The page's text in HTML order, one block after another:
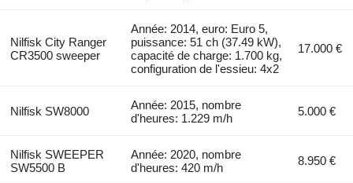
Nilfisk City Ranger
CR3500 sweeper
Année: 2014, euro: Euro 5,
puissance: 51 ch (37.49 kW),
capacité de charge: 1.700 kg,
configuration de l'essieu: 4x2
17.000 €
Nilfisk SW8000
Année: 2015, nombre
d'heures: 1.229 m/h
5.000 €
Nilfisk SWEEPER
SW5500 B
Année: 2020, nombre
d'heures: 420 m/h
8.950 €